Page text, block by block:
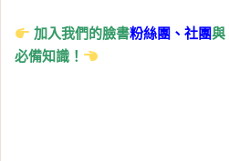
加入我們的臉書粉絲團、社團與
必備知識！